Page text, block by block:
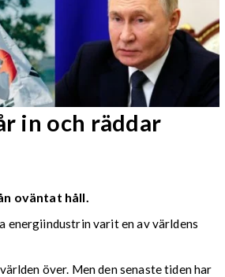
in och räddar
oväntat håll.
energiindustrin varit en av världens
över. Men den senaste tiden har